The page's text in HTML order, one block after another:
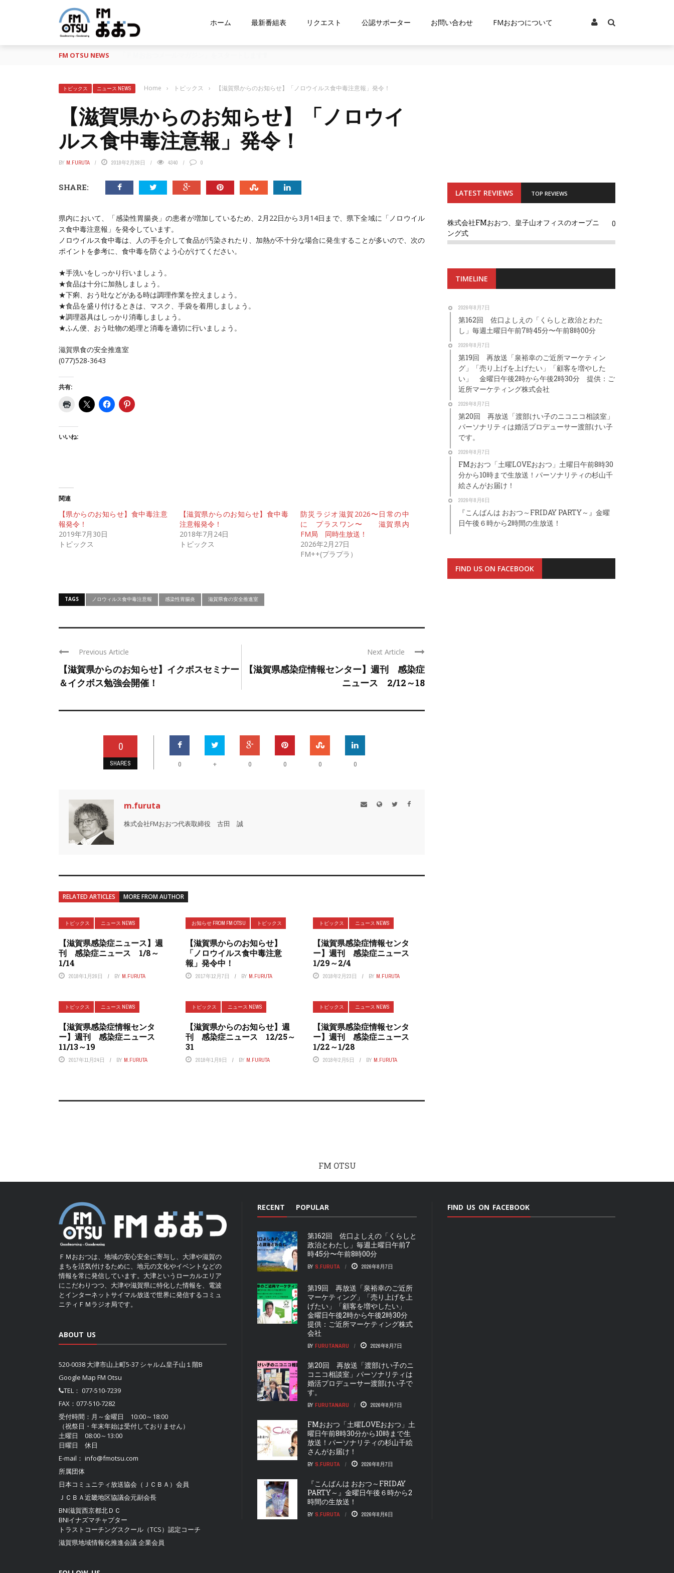
ホーム 最新番組表 リクエスト 公認サポーター お問い合わせ FMおおつについて
FM OTSU NEWS
トピックス ニュース NEWS Home › トピックス › 【滋賀県からのお知らせ】「ノロウイルス食中毒注意報」発令！
【滋賀県からのお知らせ】「ノロウイ
ルス食中毒注意報」発令！
BY M.FURUTA 2018年2月26日 4340 0
SHARE:
県内において、「感染性胃腸炎」の患者が増加しているため、2月22日から3月14日まで、県下全域に「ノロウイル
ス食中毒注意報」を発令しています。
ノロウイルス食中毒は、人の手を介して食品が汚染されたり、加熱が不十分な場合に発生することが多いので、次の
ポイントを参考に、食中毒を防ぐよう心がけてください。
★手洗いをしっかり行いましょう。
★食品は十分に加熱しましょう。
★下痢、おう吐などがある時は調理作業を控えましょう。
★食品を盛り付けるときは、マスク、手袋を着用しましょう。
★調理器具はしっかり消毒しましょう。
★ふん便、おう吐物の処理と消毒を適切に行いましょう。
滋賀県食の安全推進室
(077)528-3643
共有:
いいね:
関連
【県からのお知らせ】食中毒注意
報発令！
2019年7月30日
トピックス
【滋賀県からのお知らせ】食中毒
注意報発令！
2018年7月24日
トピックス
防災ラジオ滋賀2026〜日常の中
に プラスワン〜 滋賀県内
FM局 同時生放送！
2026年2月27日
FM++(プラプラ）
TAGS ノロウィルス食中毒注意報 感染性胃腸炎 滋賀県食の安全推進室
Previous Article
【滋賀県からのお知らせ】イクボスセミナー
＆イクボス勉強会開催！
Next Article
【滋賀県感染症情報センター】週刊 感染症
ニュース 2/12～18
0
SHARES 0 + 0 0 0 0
m.furuta
株式会社FMおおつ代表取締役 古田 誠
RELATED ARTICLES MORE FROM AUTHOR
トピックス ニュース NEWS
【滋賀県感染症ニュース】週
刊 感染症ニュース 1/8～
1/14
2018年1月26日 BY M.FURUTA
お知らせ FROM FM OTSU トピックス
【滋賀県からのお知らせ】
「ノロウイルス食中毒注意
報」発令中！
2017年12月7日 BY M.FURUTA
トピックス ニュース NEWS
【滋賀県感染症情報センタ
ー】週刊 感染症ニュース
1/29～2/4
2018年2月23日 BY M.FURUTA
トピックス ニュース NEWS
【滋賀県感染症情報センタ
ー】週刊 感染症ニュース
11/13～19
2017年11月24日 BY M.FURUTA
トピックス ニュース NEWS
【滋賀県からのお知らせ】週
刊 感染症ニュース 12/25～
31
2018年1月9日 BY M.FURUTA
トピックス ニュース NEWS
【滋賀県感染症情報センタ
ー】週刊 感染症ニュース
1/22～1/28
2018年2月5日 BY M.FURUTA
LATEST REVIEWS TOP REVIEWS
株式会社FMおおつ、皇子山オフィスのオープニ
ング式
0
TIMELINE
2026年8月7日
第162回 佐口よしえの「くらしと政治とわた
し」毎週土曜日午前7時45分〜午前8時00分
2026年8月7日
第19回 再放送「泉裕幸のご近所マーケティン
グ」「売り上げを上げたい」「顧客を増やした
い」 金曜日午後2時から午後2時30分 提供：ご
近所マーケティング株式会社
2026年8月7日
第20回 再放送「渡部けい子のニコニコ相談室」
パーソナリティは婚活プロデューサー渡部けい子
です。
2026年8月7日
FMおおつ「土曜LOVEおおつ」土曜日午前8時30
分から10時まで生放送！パーソナリティの杉山千
絵さんがお届け！
2026年8月6日
『こんばんは おおつ～FRIDAY PARTY～』金曜
日午後６時から2時間の生放送！
FIND US ON FACEBOOK
FM OTSU
ＦＭおおつは、地域の安心安全に寄与し、大津や滋賀の
まちを活気付けるために、地元の文化やイベントなどの
情報を常に発信しています。大津というローカルエリア
にこだわりつつ、大津や滋賀県に特化した情報を、電波
とインターネットサイマル放送で世界に発信するコミュ
ニティＦＭラジオ局です。
ABOUT US
520-0038 大津市山上町5-37 シャルム皇子山１階B
Google Map FM Otsu
TEL： 077-510-7239
FAX：077-510-7282
受付時間：月～金曜日 10:00～18:00
（祝祭日・年末年始は受付しておりません）
土曜日 08:00～13:00
日曜日 休日
E-mail： info@fmotsu.com
所属団体
日本コミュニティ放送協会（ＪＣＢＡ） 会員
ＪＣＢＡ近畿地区協議会元副会長
BNI滋賀西京都北ＤＣ
BNIイナズマチャプター
トラストコーチングスクール（TCS）認定コーチ
滋賀県地域情報化推進会議企業会員
RECENT POPULAR
第162回 佐口よしえの「くらしと
政治とわたし」毎週土曜日午前7
時45分〜午前8時00分
BY S.FURUTA 2026年8月7日
第19回 再放送「泉裕幸のご近所
マーケティング」「売り上げを上
げたい」「顧客を増やしたい」
金曜日午後2時から午後2時30分
提供：ご近所マーケティング株式
会社
BY FURUTANARU 2026年8月7日
第20回 再放送「渡部けい子のニ
コニコ相談室」パーソナリティは
婚活プロデューサー渡部けい子で
す。
BY FURUTANARU 2026年8月7日
FMおおつ「土曜LOVEおおつ」土
曜日午前8時30分から10時まで生
放送！パーソナリティの杉山千絵
さんがお届け！
BY S.FURUTA 2026年8月7日
『こんばんは おおつ～FRIDAY
PARTY～』金曜日午後６時から2
時間の生放送！
BY S.FURUTA 2026年8月6日
FIND US ON FACEBOOK